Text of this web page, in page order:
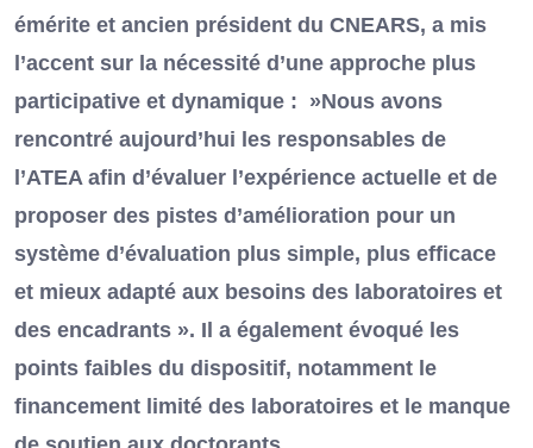
émérite et ancien président du CNEARS, a mis
l’accent sur la nécessité d’une approche plus
participative et dynamique : »Nous avons
rencontré aujourd’hui les responsables de
l’ATEA afin d’évaluer l’expérience actuelle et de
proposer des pistes d’amélioration pour un
système d’évaluation plus simple, plus efficace
et mieux adapté aux besoins des laboratoires et
des encadrants ». Il a également évoqué les
points faibles du dispositif, notamment le
financement limité des laboratoires et le manque